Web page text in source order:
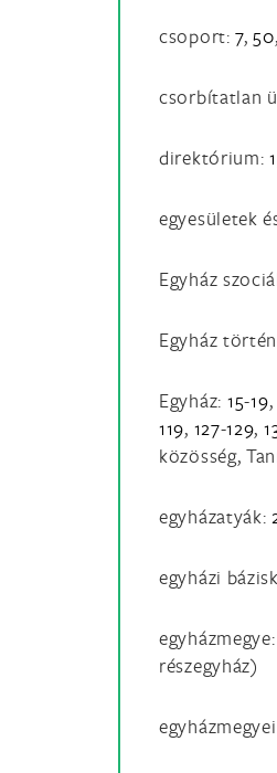
csoport:7,50
csorbítatlan
direktórium:1
egyesületek
Egyház
Egyház
Egyház:15-19
119, 127-129,
közösség,
egyházatyák:
egyházi
részegyház)